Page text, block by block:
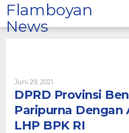
Lewati
ke
konten
Flamboyan
News
Juni 29, 2021
Admin
DPRD Provinsi
Paripurna Dengan
LHP BPK RI